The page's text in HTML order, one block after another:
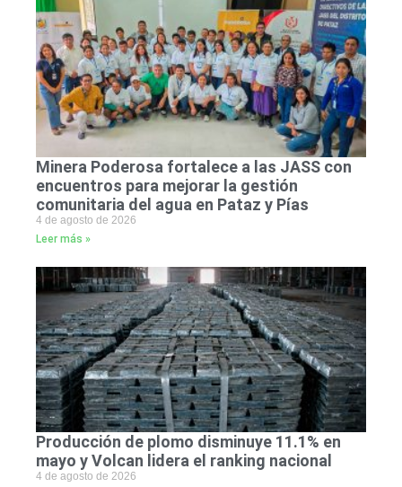
Minera Poderosa fortalece a las JASS con
encuentros para mejorar la gestión
comunitaria del agua en Pataz y Pías
4 de agosto de 2026
Leer más »
Producción de plomo disminuye 11.1% en
mayo y Volcan lidera el ranking nacional
4 de agosto de 2026